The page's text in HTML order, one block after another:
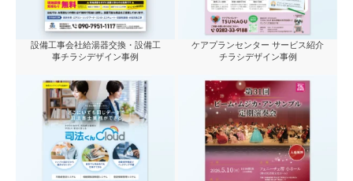
設備工事会社給湯器交換・設備工
事チラシデザイン事例
ケアプランセンター サービス紹介
チラシデザイン事例